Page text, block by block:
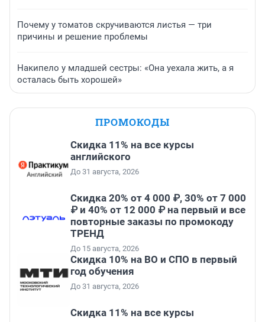
Почему у томатов скручиваются листья — три
причины и решение проблемы
Накипело у младшей сестры: «Она уехала жить, а я
осталась быть хорошей»
ПРОМОКОДЫ
Скидка 11% на все курсы
английского
До 31 августа, 2026
Скидка 20% от 4 000 ₽, 30% от 7 000
₽ и 40% от 12 000 ₽ на первый и все
повторные заказы по промокоду
ТРЕНД
До 15 августа, 2026
Скидка 10% на ВО и СПО в первый
год обучения
До 31 августа, 2026
Скидка 11% на все курсы